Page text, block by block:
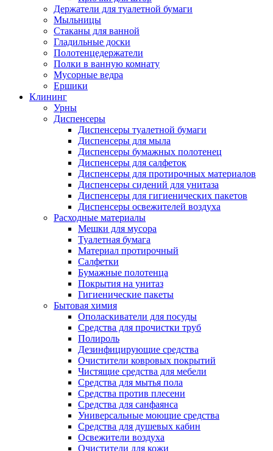
Держатели для туалетной бумаги
Мыльницы
Стаканы для ванной
Гладильные доски
Полотенцедержатели
Полки в ванную комнату
Мусорные ведра
Ершики
Клининг
Урны
Диспенсеры
Диспенсеры туалетной бумаги
Диспенсеры для мыла
Диспенсеры бумажных полотенец
Диспенсеры для салфеток
Диспенсеры для протирочных материалов
Диспенсеры сидений для унитаза
Диспенсеры для гигиенических пакетов
Диспенсеры освежителей воздуха
Расходные материалы
Мешки для мусора
Туалетная бумага
Материал протирочный
Салфетки
Бумажные полотенца
Покрытия на унитаз
Гигиенические пакеты
Бытовая химия
Ополаскиватели для посуды
Средства для прочистки труб
Полироль
Дезинфицирующие средства
Очистители ковровых покрытий
Чистящие средства для мебели
Средства для мытья пола
Средства против плесени
Средства для санфаянса
Универсальные моющие средства
Средства для душевых кабин
Освежители воздуха
Очистители для кожи